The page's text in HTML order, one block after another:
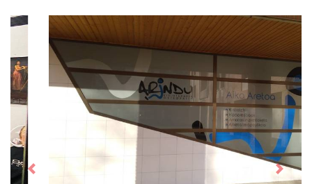
Previous Next